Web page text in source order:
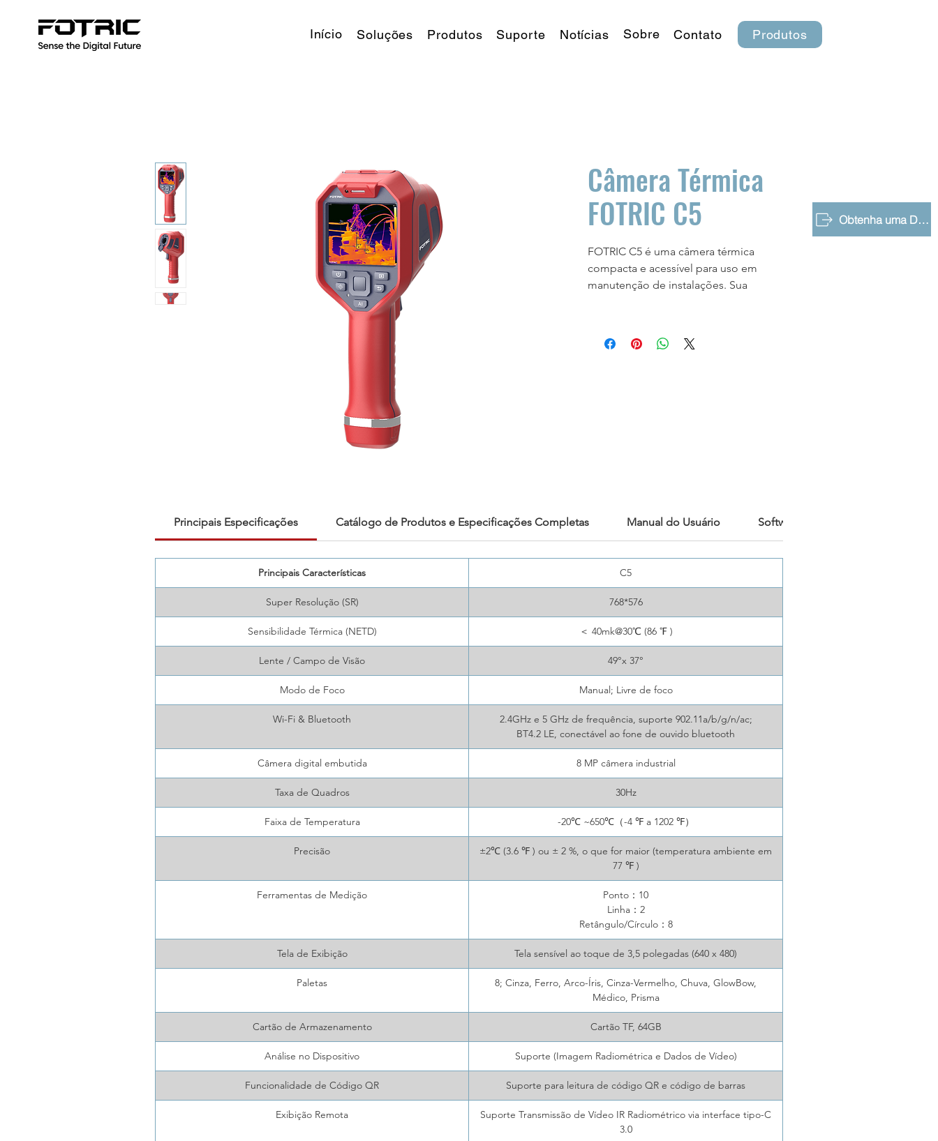
Início Soluções Produtos Suporte Notícias Sobre Contato Produtos
Obtenha uma Demonstração Gratuita
Câmera Térmica
FOTRIC C5
FOTRIC C5 é uma câmera térmica
compacta e acessível para uso em
manutenção de instalações. Sua
0,5 metros e a interface da plataforma
Android oferecem experiências
Principais Especificações
Catálogo de Produtos e Especificações Completas Manual do Usuário Software
Principais Características C5
Super Resolução (SR) 768*576
Sensibilidade Térmica (NETD) ＜ 40mk@30℃ (86 ℉ )
Lente / Campo de Visão 49°x 37°
Modo de Foco Manual; Livre de foco
Wi-Fi & Bluetooth
2.4GHz e 5 GHz de frequência, suporte 902.11a/b/g/n/ac;
BT4.2 LE, conectável ao fone de ouvido bluetooth
Câmera digital embutida 8 MP câmera industrial
Taxa de Quadros 30Hz
Faixa de Temperatura -20℃ ~650℃（-4 ℉ a 1202 ℉）
Precisão
±2℃ (3.6 ℉ ) ou ± 2 %, o que for maior (temperatura ambiente em
77 ℉ )
Ferramentas de Medição
Ponto：10
Linha：2
Retângulo/Círculo：8
Tela de Exibição Tela sensível ao toque de 3,5 polegadas (640 x 480)
Paletas
8; Cinza, Ferro, Arco-Íris, Cinza-Vermelho, Chuva, GlowBow,
Médico, Prisma
Cartão de Armazenamento Cartão TF, 64GB
Análise no Dispositivo Suporte (Imagem Radiométrica e Dados de Vídeo)
Funcionalidade de Código QR Suporte para leitura de código QR e código de barras
Exibição Remota
Suporte Transmissão de Vídeo IR Radiométrico via interface tipo-C
3.0